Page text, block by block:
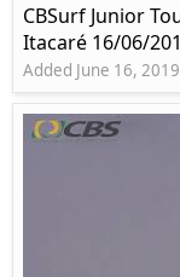
CBSurf Junior
Itacaré 16/06/
Added June 16, 2019